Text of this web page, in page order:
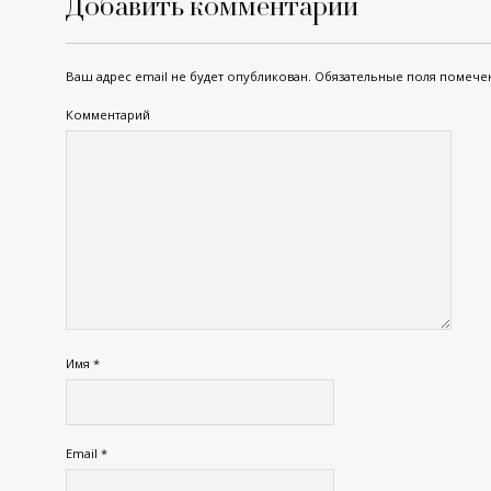
Ваш адрес email не будет опубликован. Обязательные поля
Комментарий
Имя *
Email *